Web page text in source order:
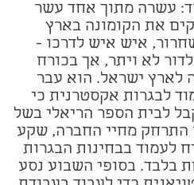
עשרה מתוך אחד עשר
את הקומונה בארץ
איש איש לדרכו -
לא ויתר, אך בכורח
לארץ ישראל. הוא עבר
לבגרות אקסטרנית כי
לבית הספר הריאלי בשל
התרחק מחיי החברה, שקע
לעמוד בבחינות הבגרות
בלבד. בסופי השבוע נסע